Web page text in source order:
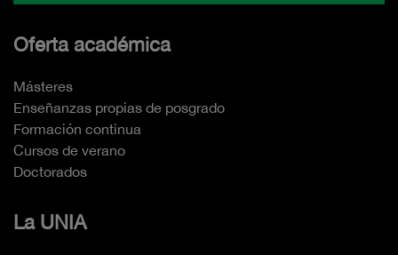
Oferta académica
Másteres
Enseñanzas propias de posgrado
Formación continua
Cursos de verano
Doctorados
La UNIA